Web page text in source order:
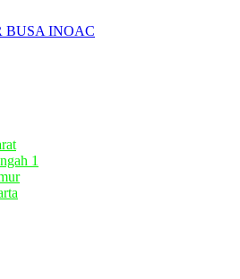
1